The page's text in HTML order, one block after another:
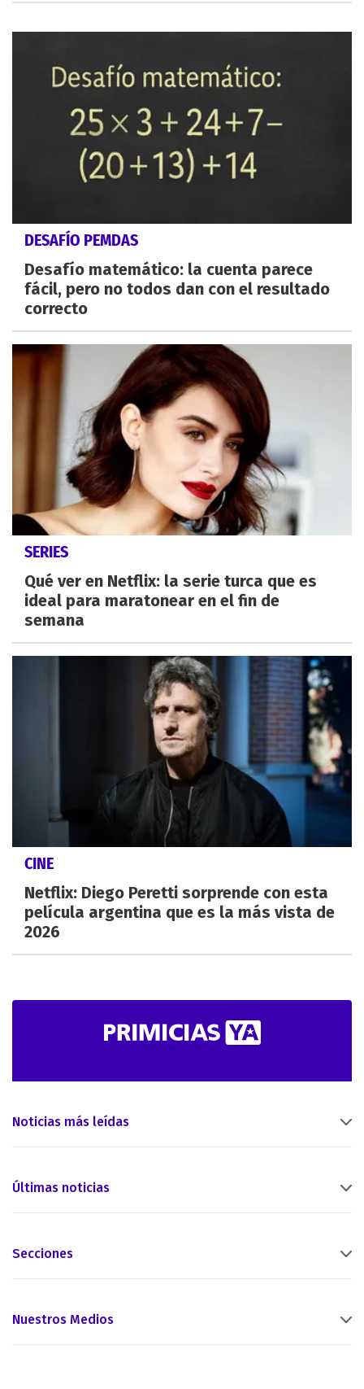
DESAFÍO PEMDAS
Desafío matemático: la cuenta parece
fácil, pero no todos dan con el resultado
correcto
SERIES
Qué ver en Netflix: la serie turca que es
ideal para maratonear en el fin de
semana
CINE
Netflix: Diego Peretti sorprende con esta
película argentina que es la más vista de
2026
Noticias más leídas
Últimas noticias
Secciones
Nuestros Medios